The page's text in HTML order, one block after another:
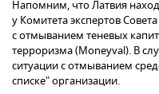
Напомним, что Латвия
у Комитета экспертов
с отмыванием теневых
терроризма (Moneyval). В
ситуации с отмыванием
списке" организации.